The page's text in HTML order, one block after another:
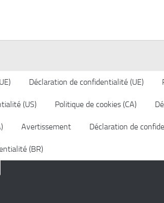
Déclaration de confidentialité (UE)
(US) Politique de cookies (CA)
Avertissement Déclaration de
(BR)